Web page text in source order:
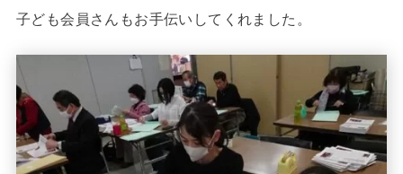
子ども会員さんもお手伝いしてくれました。